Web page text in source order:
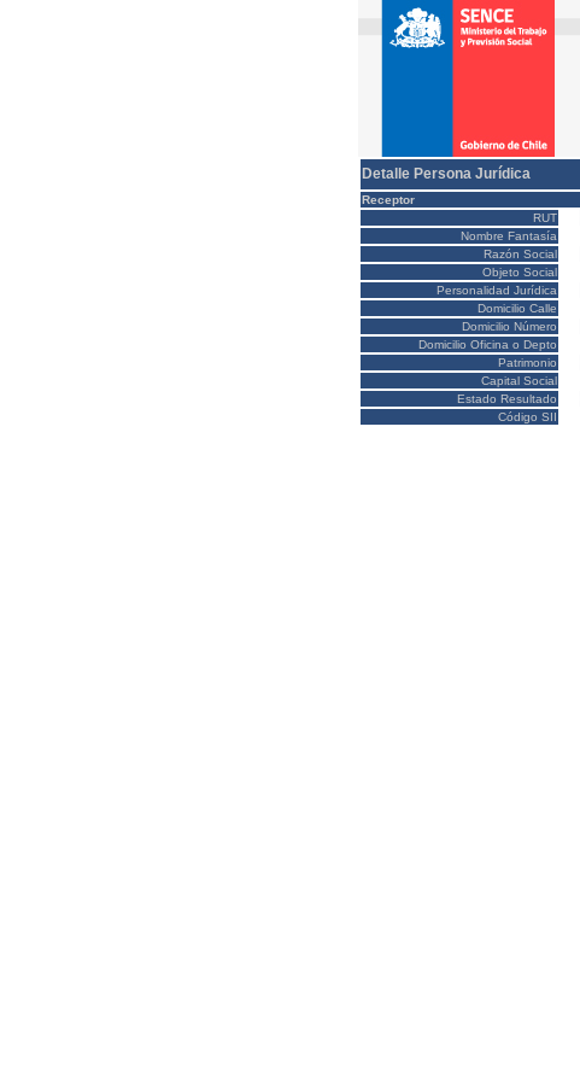
Detalle Persona Jurídica
Receptor
RUT
Nombre Fantasía
Razón Social
Objeto Social
Personalidad Jurídica
Domicilio Calle
Domicilio Número
Domicilio Oficina o Depto
Patrimonio
Capital Social
Estado Resultado
Código SII